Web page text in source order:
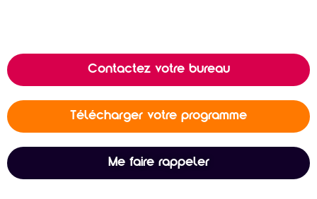
Contactez votre bureau
Télécharger votre programme
Me faire rappeler